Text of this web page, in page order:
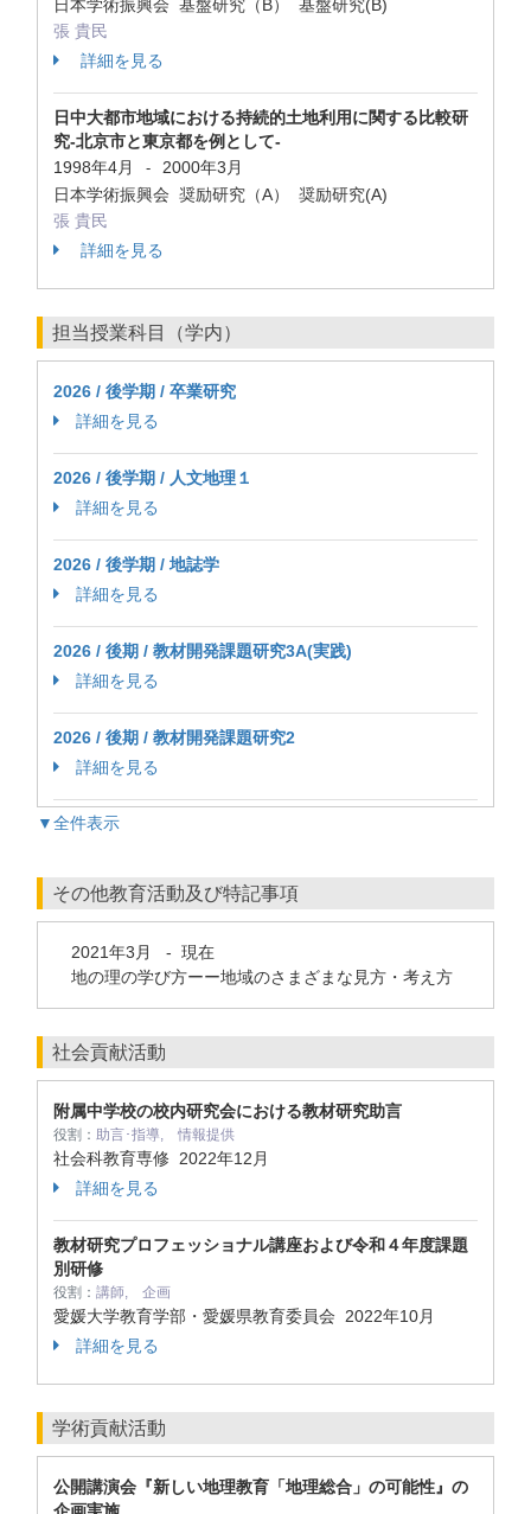
日本学術振興会 基盤研究（B） 基盤研究(B)
張 貴民
詳細を見る
日中大都市地域における持続的土地利用に関する比較研
究-北京市と東京都を例として-
1998年4月
-
2000年3月
日本学術振興会 奨励研究（A） 奨励研究(A)
張 貴民
詳細を見る
担当授業科目（学内）
2026 / 後学期 / 卒業研究
詳細を見る
2026 / 後学期 / 人文地理１
詳細を見る
2026 / 後学期 / 地誌学
詳細を見る
2026 / 後期 / 教材開発課題研究3A(実践)
詳細を見る
2026 / 後期 / 教材開発課題研究2
詳細を見る
▼全件表示
その他教育活動及び特記事項
2021年3月 - 現在
地の理の学び方ーー地域のさまざまな見方・考え方
社会貢献活動
附属中学校の校内研究会における教材研究助言
役割： 助言･指導, 情報提供
社会科教育専修 2022年12月
詳細を見る
教材研究プロフェッショナル講座および令和４年度課題
別研修
役割： 講師, 企画
愛媛大学教育学部・愛媛県教育委員会 2022年10月
詳細を見る
学術貢献活動
公開講演会『新しい地理教育「地理総合」の可能性』の